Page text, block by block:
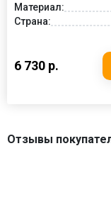
Материал:
Страна:
6 730 р.
Отзывы